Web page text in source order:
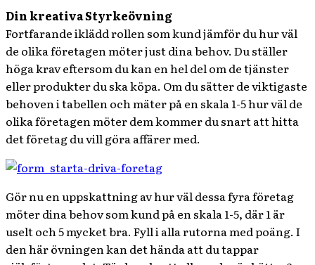
Din kreativa Styrkeövning
Fortfarande iklädd rollen som kund jämför du hur väl
de olika företagen möter just dina behov. Du ställer
höga krav eftersom du kan en hel del om de tjänster
eller produkter du ska köpa. Om du sätter de viktigaste
behoven i tabellen och mäter på en skala 1-5 hur väl de
olika företagen möter dem kommer du snart att hitta
det företag du vill göra affärer med.
Gör nu en uppskattning av hur väl dessa fyra företag
möter dina behov som kund på en skala 1-5, där 1 är
uselt och 5 mycket bra. Fyll i alla rutorna med poäng. I
den här övningen kan det hända att du tappar